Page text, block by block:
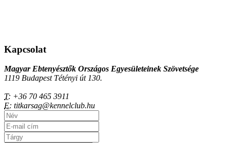
Kapcsolat
Magyar Ebtenyésztők Országos Egyesületeinek Szövetsége
1119 Budapest Tétényi út 130.
T: +36 70 465 3911
E: titkarsag@kennelclub.hu